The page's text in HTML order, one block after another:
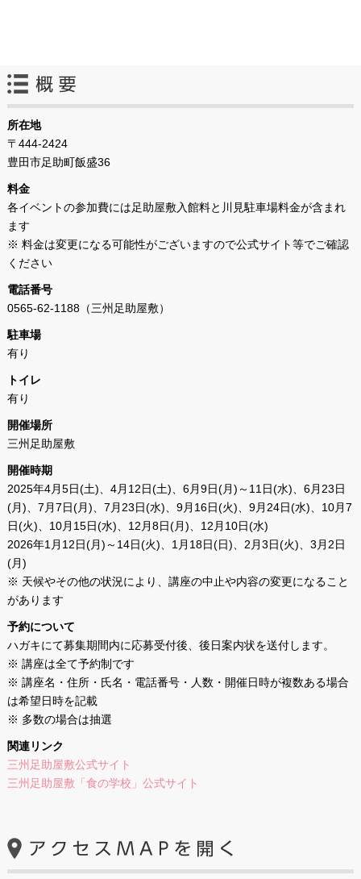
所在地
〒444-2424
豊田市足助町飯盛36
料金
各イベントの参加費には足助屋敷入館料と川見駐車場料金が含まれ
ます
※ 料金は変更になる可能性がございますので公式サイト等でご確認
ください
電話番号
0565-62-1188（三州足助屋敷）
駐車場
有り
トイレ
有り
開催場所
三州足助屋敷
開催時期
2025年4月5日(土)、4月12日(土)、6月9日(月)～11日(水)、6月23日
(月)、7月7日(月)、7月23日(水)、9月16日(火)、9月24日(水)、10月7
日(火)、10月15日(水)、12月8日(月)、12月10日(水)
2026年1月12日(月)～14日(火)、1月18日(日)、2月3日(火)、3月2日
(月)
※ 天候やその他の状況により、講座の中止や内容の変更になること
があります
予約について
ハガキにて募集期間内に応募受付後、後日案内状を送付します。
※ 講座は全て予約制です
※ 講座名・住所・氏名・電話番号・人数・開催日時が複数ある場合
は希望日時を記載
※ 多数の場合は抽選
関連リンク
三州足助屋敷公式サイト
三州足助屋敷「食の学校」公式サイト